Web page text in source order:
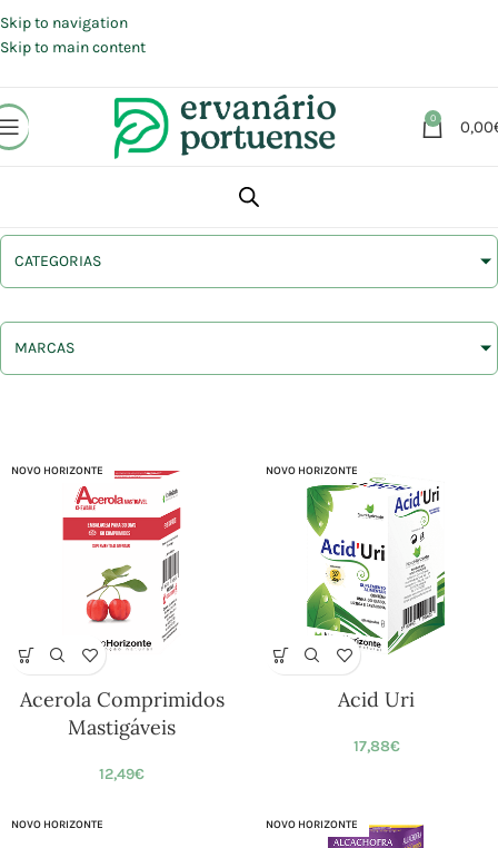
Skip to navigation
Skip to main content
0 0,00
CATEGORIAS
MARCAS
NOVO HORIZONTE
Acerola Comprimidos
Mastigáveis
12,49€
NOVO HORIZONTE
Acid Uri
17,88€
NOVO HORIZONTE NOVO HORIZONTE